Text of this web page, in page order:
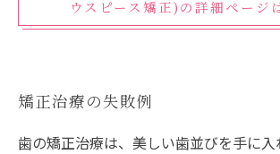
ウスピース矯正)の詳細ページ
矯正治療の失敗例
歯の矯正治療は、美しい歯並びを手に